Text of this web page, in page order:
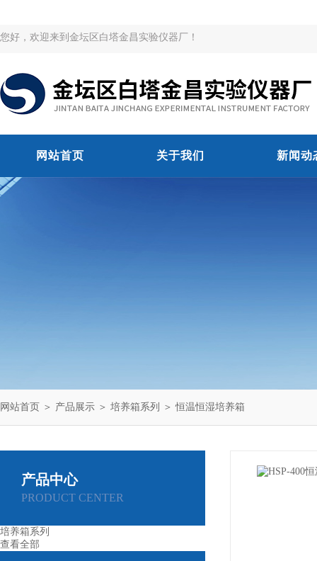
您好，欢迎来到金坛区白塔金昌实验仪器厂！
网站首页 关于我们 新闻动
网站首页 ＞ 产品展示 ＞ 培养箱系列 ＞恒温恒湿培养箱
产品中心
PRODUCT CENTER
培养箱系列
查看全部